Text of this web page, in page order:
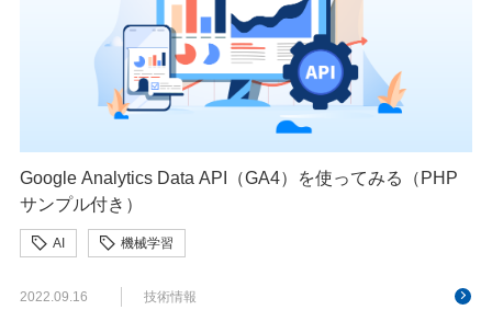
Google Analytics Data API（GA4）を使ってみる（PHP
サンプル付き）
AI 機械学習
2022.09.16 技術情報